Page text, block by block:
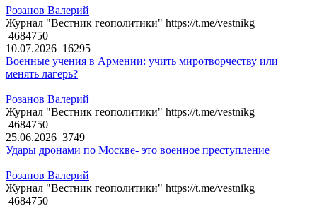
Розанов Валерий
Журнал "Вестник геополитики" https://t.me/vestnikg
4684750
10.07.2026 16295
Военные учения в Армении: учить миротворчеству или
менять лагерь?
Розанов Валерий
Журнал "Вестник геополитики" https://t.me/vestnikg
4684750
25.06.2026 3749
Удары дронами по Москве- это военное преступление
Розанов Валерий
Журнал "Вестник геополитики" https://t.me/vestnikg
4684750